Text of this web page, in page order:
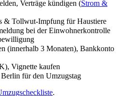
Berlinplanen wir deinen
– ob Direkttransport oder
dein kostenloses Festpreis-
& Woschke
in die Schweiz?
Holen Sie sich Ihr Festpreis-